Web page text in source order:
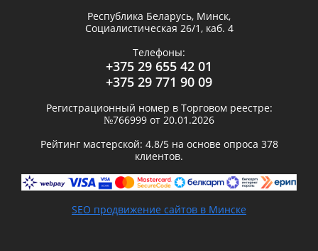
Республика Беларусь, Минск,
Социалистическая 26/1, каб. 4
Телефоны:
+375 29 655 42 01
+375 29 771 90 09
Регистрационный номер в Торговом реестре:
№766999 от 20.01.2026
Рейтинг мастерской: 4.8/5 на основе опроса 378
клиентов.
SEO продвижение сайтов в Минске